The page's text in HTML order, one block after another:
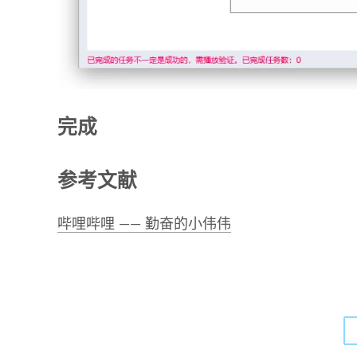
完成
参考文献
哔哩哔哩 —— 勤奋的小伟伟